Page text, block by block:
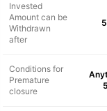
Invested
Amount can be
Withdrawn
after
Conditions for
Premature
closure